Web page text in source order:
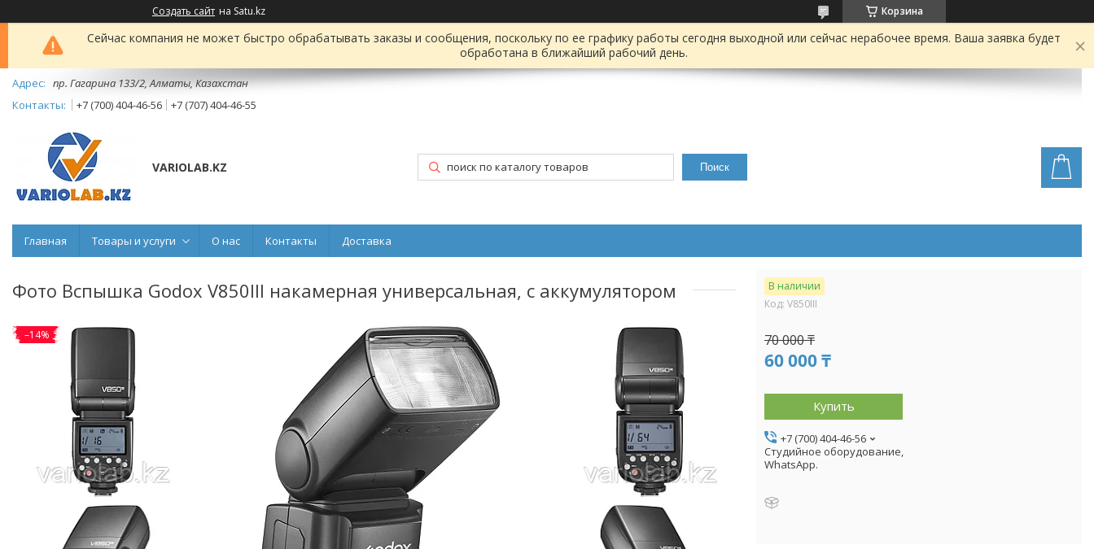
Создать сайт на Satu.kz Корзина
Сейчас компания не может быстро обрабатывать заказы и сообщения, поскольку по ее графику работы сегодня выходной или сейчас нерабочее время. Ваша заявка будет
обработана в ближайший рабочий день.
пр. Гагарина 133/2, Алматы, Казахстан
+7 (700) 404-46-56
+7 (707) 404-46-55
VARIOLAB.KZ Поиск
Главная Товары и услуги О нас Контакты Доставка
Фото Вспышка Godox V850III накамерная универсальная, с аккумулятором
–14%
В наличии
Код: V850III
70 000 ₸
60 000 ₸
Купить
+7 (700) 404-46-56
Студийное оборудование,
WhatsApp.